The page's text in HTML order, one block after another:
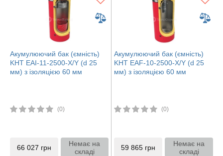
Акумулюючий бак (ємність)
KHT EAI-11-2500-X/Y (d 25
мм) з ізоляцією 60 мм
(0)
66 027 грн
Немає на
складі
Акумулюючий бак (ємність)
KHT EAF-10-2500-X/Y (d 25
мм) з ізоляцією 60 мм
(0)
59 865 грн
Немає на
складі